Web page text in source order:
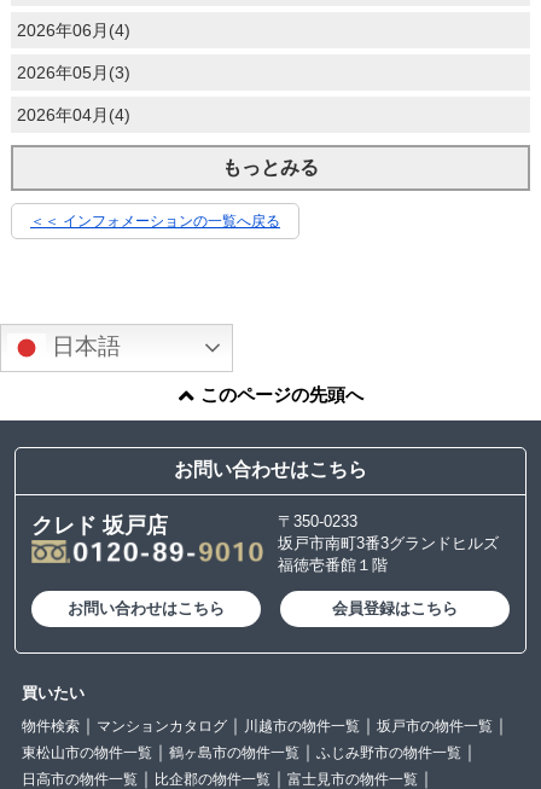
2026年06月(4)
2026年05月(3)
2026年04月(4)
もっとみる
＜＜ インフォメーションの一覧へ戻る
日本語
このページの先頭へ
お問い合わせはこちら
クレド 坂戸店
〒350-0233
坂戸市南町3番3グランドヒルズ
福徳壱番館１階
お問い合わせはこちら 会員登録はこちら
買いたい
物件検索 マンションカタログ 川越市の物件一覧
坂戸市の物件一覧
東松山市の物件一覧
鶴ヶ島市の物件一覧
ふじみ野市の物件一覧
日高市の物件一覧
比企郡の物件一覧
富士見市の物件一覧